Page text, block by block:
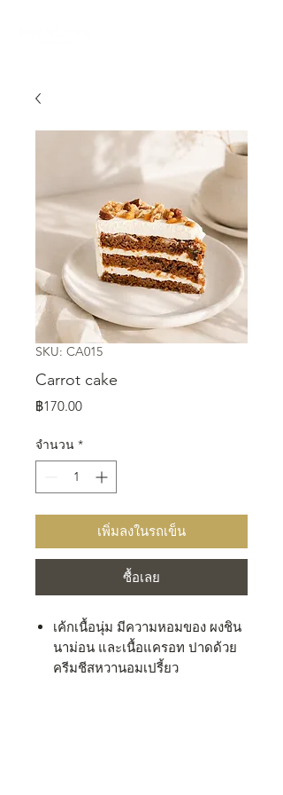
SKU: CA015
Carrot cake
฿170.00ราคา
จำนวน *
เพิ่มลงในรถเข็น
ซื้อเลย
เค้กเนื้อนุ่ม มีความหอมของ ผงชิน
นาม่อน และเนื้อแครอท ปาดด้วย
ครีมชีสหวานอมเปรี้ยว